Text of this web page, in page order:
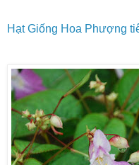
Hạt Giống Hoa Phượng